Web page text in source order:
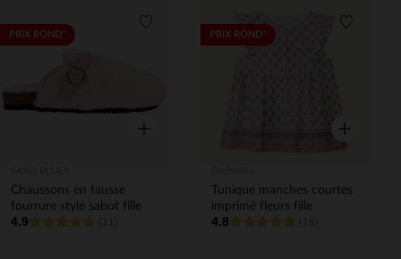
PRIX ROND* Liste de souhaits
Aperçu rapide
Chaussons en fausse
fourrure style sabot fille
4.9
PRIX ROND*
Aperçu
Tunique manches courtes
imprimé fleurs fille
4.8